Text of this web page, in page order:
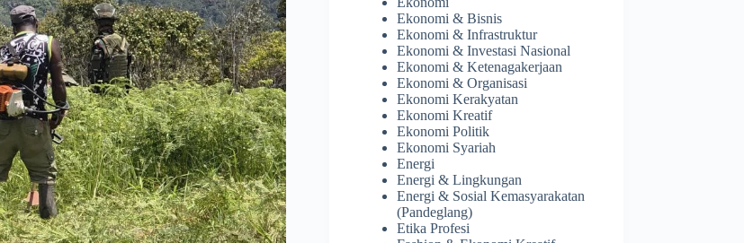
Ekonomi & Bisnis
Ekonomi & Infrastruktur
Ekonomi & Investasi Nasional
Ekonomi & Ketenagakerjaan
Ekonomi & Organisasi
Ekonomi Kerakyatan
Ekonomi Kreatif
Ekonomi Politik
Ekonomi Syariah
Energi
Energi & Lingkungan
Energi & Sosial Kemasyarakatan
(Pandeglang)
Etika Profesi